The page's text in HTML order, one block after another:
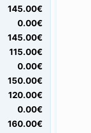
145.00€
0.00€
145.00€
115.00€
0.00€
150.00€
120.00€
0.00€
160.00€